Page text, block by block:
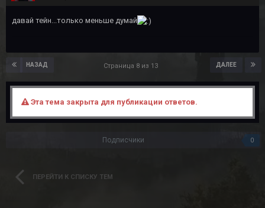
давай тейн...только меньше думай
НАЗАД ДАЛЕЕ
Страница 8 из 13
Эта тема закрыта для публикации ответов.
Подписчики 0
ПЕРЕЙТИ К СПИСКУ ТЕМ